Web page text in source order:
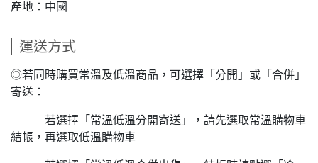
產地：中國
運送方式
◎若同時購買常溫及低溫商品，可選擇「分開」或「合併」
寄送：
若選擇「常溫低溫分開寄送」，請先選取常溫購物車
結帳，再選取低溫購物車